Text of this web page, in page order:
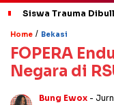
Siswa Trauma
Home / Bekasi
FOPERA
Negara di
Bung Ewox -